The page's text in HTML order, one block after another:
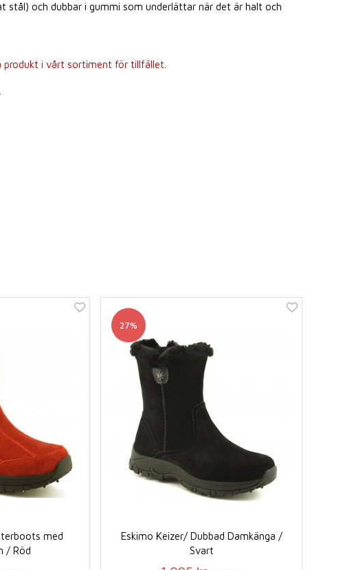
stål) och dubbar i gummi som underlättar när det är halt och
produkt i vårt sortiment för tillfället.
med
/ Röd
27%
Eskimo Keizer/ Dubbad Damkänga /
Svart